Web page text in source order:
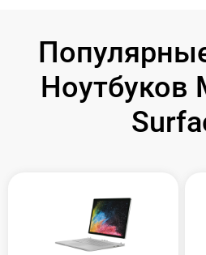
Ноутбуков